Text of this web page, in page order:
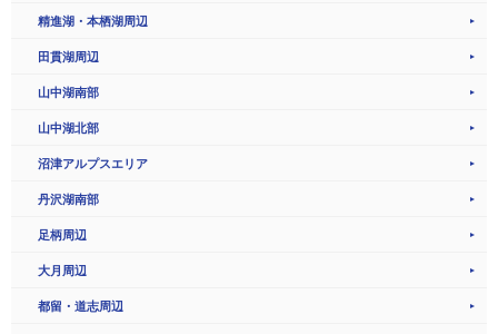
精進湖・本栖湖周辺
田貫湖周辺
山中湖南部
山中湖北部
沼津アルプスエリア
丹沢湖南部
足柄周辺
大月周辺
都留・道志周辺